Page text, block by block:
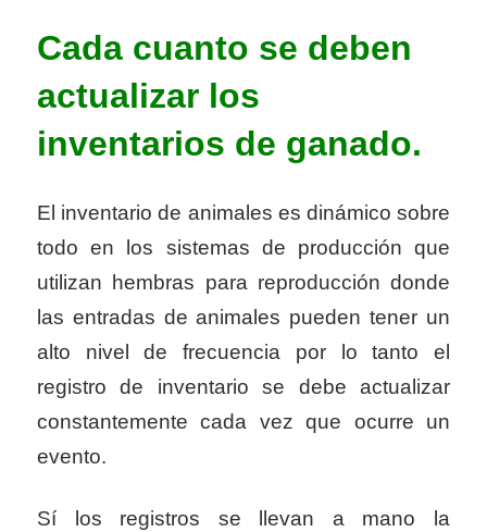
Cada cuanto se deben
actualizar los
inventarios de ganado.
El inventario de animales es dinámico sobre
todo en los sistemas de producción que
utilizan hembras para reproducción donde
las entradas de animales pueden tener un
alto nivel de frecuencia por lo tanto el
registro de inventario se debe actualizar
constantemente cada vez que ocurre un
evento.
Sí los registros se llevan a mano la